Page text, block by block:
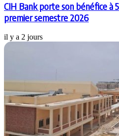
CIH Bank porte son bénéfice à
premier semestre 2026
il y a 2 jours